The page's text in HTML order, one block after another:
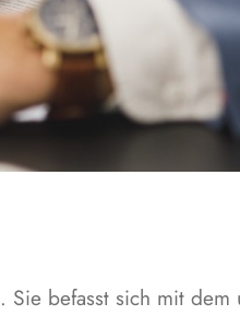
befasst sich mit dem